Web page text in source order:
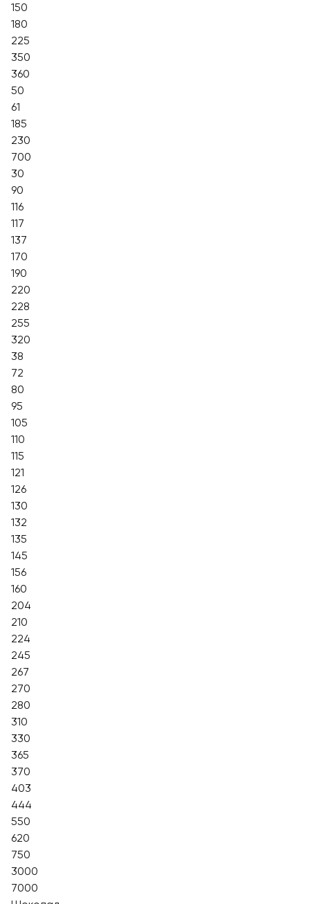
150
180
225
350
360
50
61
185
230
700
30
90
116
117
137
170
190
220
228
255
320
38
72
80
95
105
110
115
121
126
130
132
135
145
156
160
204
210
224
245
267
270
280
310
330
365
370
403
444
550
620
750
3000
7000